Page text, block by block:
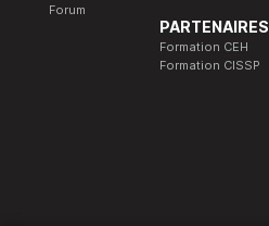
Forum
PARTENAIRES
Formation CEH
Formation CISSP